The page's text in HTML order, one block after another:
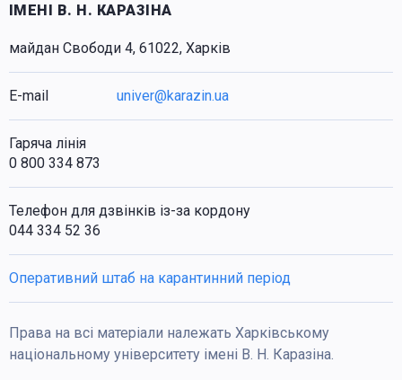
ІМЕНІ В. Н. КАРАЗІНА
майдан Свободи 4, 61022, Харків
E-mail univer@karazin.ua
Гаряча лінія
0 800 334 873
Телефон для дзвінків із-за кордону
044 334 52 36
Оперативний штаб на карантинний період
Права на всі матеріали належать Харківському
національному університету імені В. Н. Каразіна.